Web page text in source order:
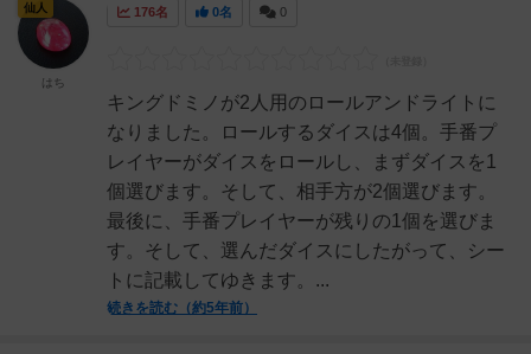
176名 0名 0
キングドミノが2人用のロールアンドライトに
なりました。ロールするダイスは4個。手番プ
レイヤーがダイスをロールし、まずダイスを1
個選びます。そして、相手方が2個選びます。
最後に、手番プレイヤーが残りの1個を選びま
す。そして、選んだダイスにしたがって、シー
トに記載してゆきます。...
続きを読む（約5年前）
仙人
はち